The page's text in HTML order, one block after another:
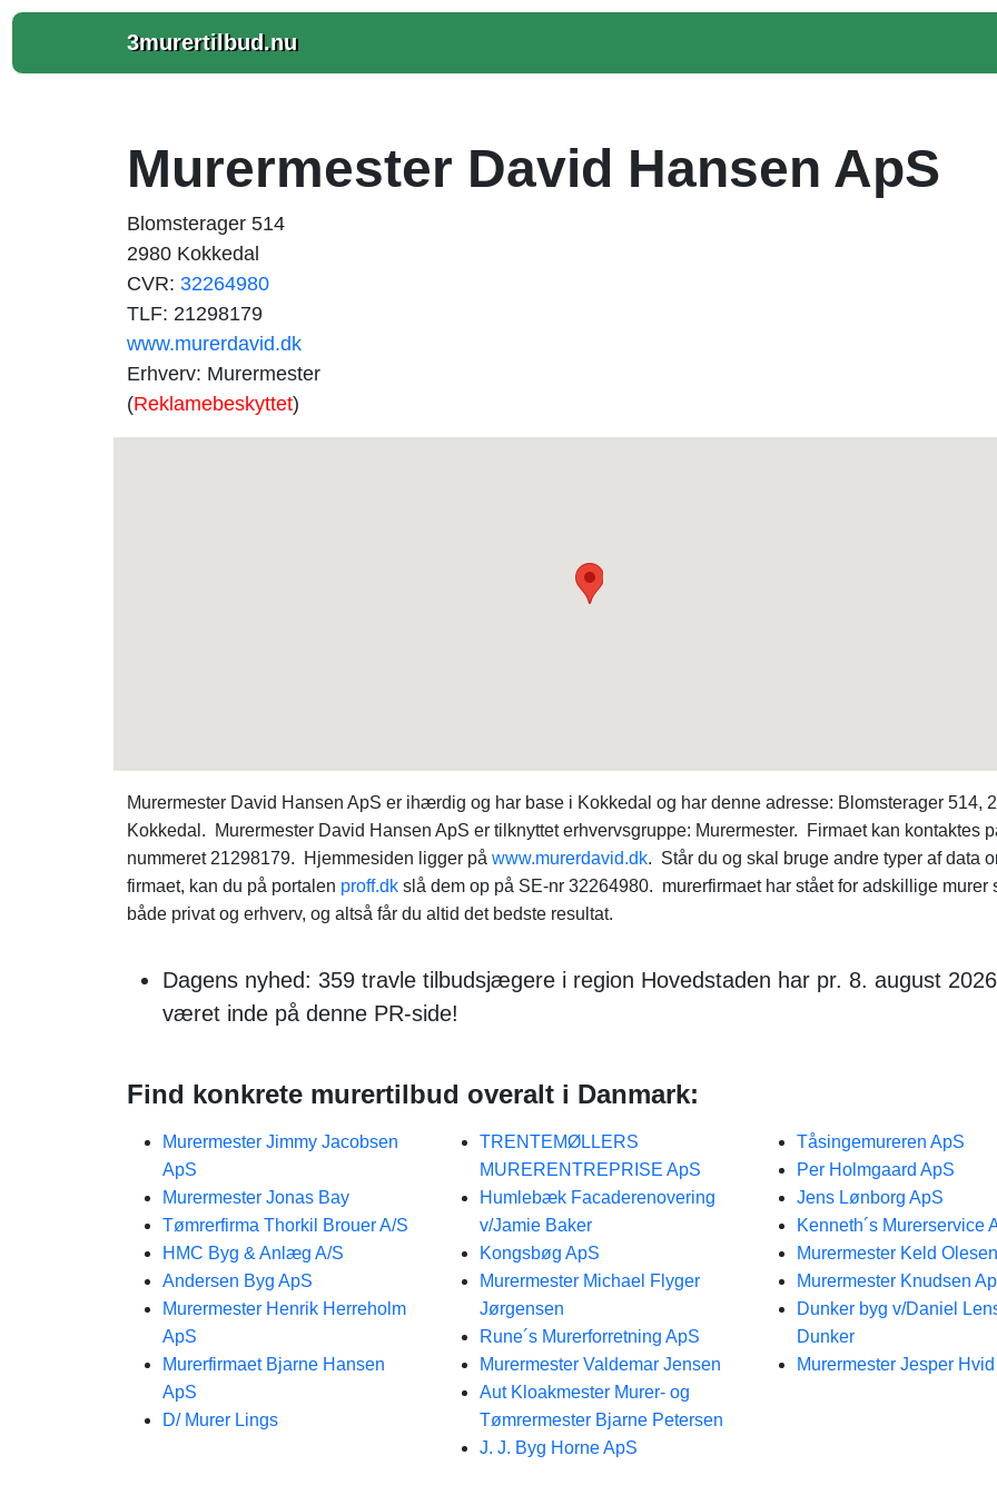
3murertilbud.nu
Murermester David Hansen ApS
Blomsterager 514
2980 Kokkedal
CVR: 32264980
TLF: 21298179
www.murerdavid.dk
Erhverv: Murermester
(Reklamebeskyttet)
Murermester David Hansen ApS er ihærdig og har base i Kokkedal og har denne adresse: Blomsterager 514,
Kokkedal. Murermester David Hansen ApS er tilknyttet erhvervsgruppe: Murermester. Firmaet kan kontaktes
nummeret 21298179. Hjemmesiden ligger på www.murerdavid.dk. Står du og skal bruge andre typer af data
firmaet, kan du på portalen proff.dk slå dem op på SE-nr 32264980. murerfirmaet har stået for adskillige murer
både privat og erhverv, og altså får du altid det bedste resultat.
Dagens nyhed: 359 travle tilbudsjægere i region Hovedstaden har pr. 8. august 2026
været inde på denne PR-side!
Find konkrete murertilbud overalt i Danmark:
Murermester Jimmy Jacobsen
ApS
Murermester Jonas Bay
Tømrerfirma Thorkil Brouer A/S
HMC Byg & Anlæg A/S
Andersen Byg ApS
Murermester Henrik Herreholm
ApS
Murerfirmaet Bjarne Hansen
ApS
D/ Murer Lings
TRENTEMØLLERS
MURERENTREPRISE ApS
Humlebæk Facaderenovering
v/Jamie Baker
Kongsbøg ApS
Murermester Michael Flyger
Jørgensen
Rune´s Murerforretning ApS
Murermester Valdemar Jensen
Aut Kloakmester Murer- og
Tømrermester Bjarne Petersen
J. J. Byg Horne ApS
Tåsingemureren ApS
Per Holmgaard ApS
Jens Lønborg ApS
Kenneth´s Murerservice
Murermester Keld Olesen
Murermester Knudsen
Dunker byg v/Daniel
Dunker
Murermester Jesper